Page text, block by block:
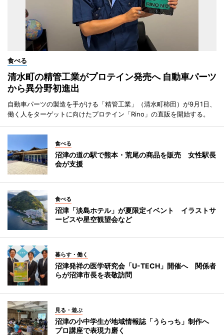
食べる
清水町の精管工業がプロテイン発売へ 自動車パーツ
から異分野初進出
自動車パーツの製造を手がける「精管工業」（清水町柿田）が9月1日、
働く人をターゲットに向けたプロテイン「Rino」の直販を開始する。
食べる
沼津の道の駅で熊本・荒尾の商品を販売 女性駅長
会が支援
食べる
沼津「淡島ホテル」が夏限定イベント イラストサ
ービスや星空観望会など
暮らす・働く
沼津発祥の医学研究会「U-TECH」開催へ 関係者
らが沼津市長を表敬訪問
見る・遊ぶ
沼津の小中学生が地域情報誌「うらっち」制作へ
プロ講座で表現力磨く